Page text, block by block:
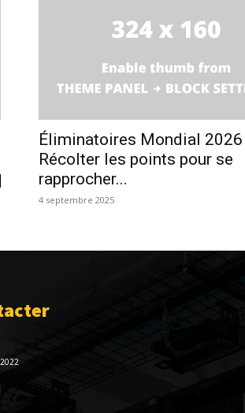
Éliminatoires Mondial 2026
Récolter les points pour se
rapprocher...
4 septembre 2025